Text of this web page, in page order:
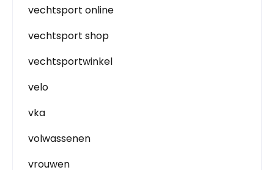
vechtsport online
vechtsport shop
vechtsportwinkel
velo
vka
volwassenen
vrouwen